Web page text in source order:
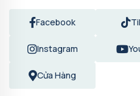
Facebook
Instagram
Cửa Hàng